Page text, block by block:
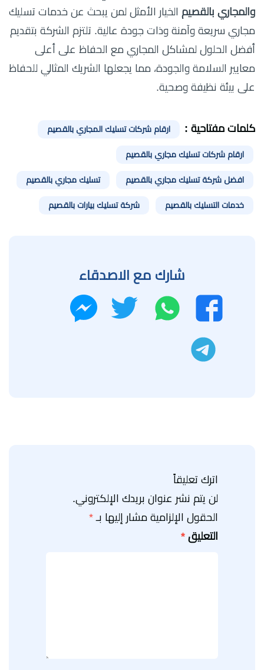
والمجاري بالقصيم الخيار الأمثل لمن يبحث عن خدمات تسليك
مجاري سريعة وآمنة وذات جودة عالية. تلتزم الشركة بتقديم
أفضل الحلول لمشاكل المجاري مع الحفاظ على أعلى
معايير السلامة والجودة، مما يجعلها الشريك المثالي للحفاظ
على بيئة نظيفة وصحية.
كلمات مفتاحية : ارقام شركات تسليك المجاري بالقصيم
ارقام شركات تسليك مجاري بالقصيم
افضل شركة تسليك مجاري بالقصيم تسليك مجاري بالقصيم
خدمات التسليك بالقصيم شركة تسليك بيارات بالقصيم
شارك مع الاصدقاء
فيسبوك
واتساب تويتر
اترك تعليقاً
لن يتم نشر عنوان بريدك الإلكتروني.
الحقول الإلزامية مشار إليها بـ *
التعليق *